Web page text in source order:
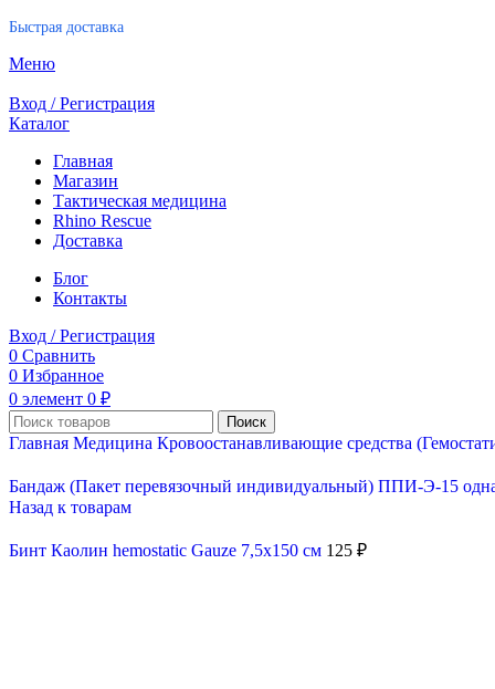
Быстрая доставка
Меню
Вход / Регистрация
Каталог
Главная
Магазин
Тактическая медицина
Rhino Rescue
Доставка
Блог
Контакты
Вход / Регистрация
0 Сравнить
0 Избранное
0 элемент 0 ₽
Поиск
Главная Медицина Кровоостанавливающие средства
Бандаж (Пакет перевязочный индивидуальный) ППИ-Э-15
Назад к товарам
Бинт Каолин hemostatic Gauze 7,5x150 см 125 ₽